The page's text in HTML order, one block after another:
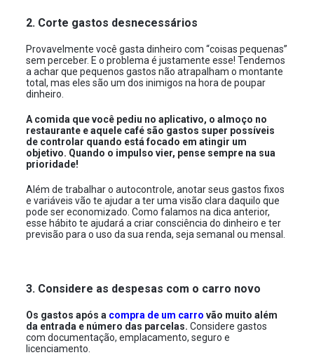
2. Corte gastos desnecessários
Provavelmente você gasta dinheiro com “coisas pequenas”
sem perceber. E o problema é justamente esse! Tendemos
a achar que pequenos gastos não atrapalham o montante
total, mas eles são um dos inimigos na hora de poupar
dinheiro.
A comida que você pediu no aplicativo, o almoço no
restaurante e aquele café são gastos super possíveis
de controlar quando está focado em atingir um
objetivo. Quando o impulso vier, pense sempre na sua
prioridade!
Além de trabalhar o autocontrole, anotar seus gastos fixos
e variáveis vão te ajudar a ter uma visão clara daquilo que
pode ser economizado. Como falamos na dica anterior,
esse hábito te ajudará a criar consciência do dinheiro e ter
previsão para o uso da sua renda, seja semanal ou mensal.
3. Considere as despesas com o carro novo
Os gastos após a compra de um carro vão muito além
da entrada e número das parcelas.Considere gastos
com documentação, emplacamento, seguro e
licenciamento.